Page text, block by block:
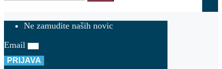
Ne zamudite naših novic
Email
PRIJAVA